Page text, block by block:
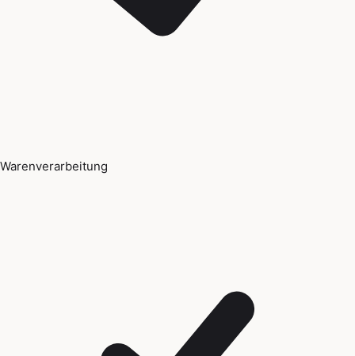
Warenverarbeitung